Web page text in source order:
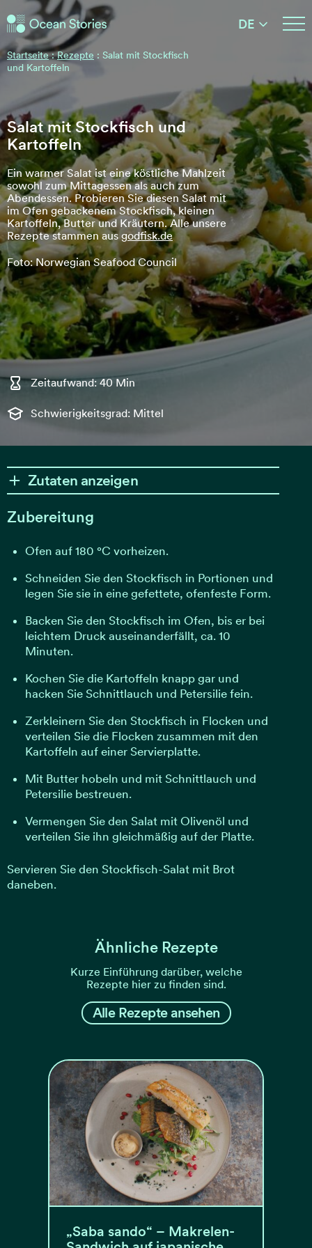
Ocean Stories
Ocean Stories
DE
Startseite:Rezepte : Salat mit Stockfisch
und Kartoffeln
Salat mit Stockfisch und
Kartoffeln
Ein warmer Salat ist eine köstliche Mahlzeit
sowohl zum Mittagessen als auch zum
Abendessen. Probieren Sie diesen Salat mit
im Ofen gebackenem Stockfisch, kleinen
Kartoffeln, Butter und Kräutern. Alle unsere
Rezepte stammen ausgodfisk.de
Foto: Norwegian Seafood Council
Zeitaufwand: 40 Min
Schwierigkeitsgrad: Mittel
Zutaten anzeigen
Zubereitung
Ofen auf 180 °C vorheizen.
Schneiden Sie den Stockfisch in Portionen und
legen Sie sie in eine gefettete, ofenfeste Form.
Backen Sie den Stockfisch im Ofen, bis er bei
leichtem Druck auseinanderfällt, ca. 10
Minuten.
Kochen Sie die Kartoffeln knapp gar und
hacken Sie Schnittlauch und Petersilie fein.
Zerkleinern Sie den Stockfisch in Flocken und
verteilen Sie die Flocken zusammen mit den
Kartoffeln auf einer Servierplatte.
Mit Butter hobeln und mit Schnittlauch und
Petersilie bestreuen.
Vermengen Sie den Salat mit Olivenöl und
verteilen Sie ihn gleichmäßig auf der Platte.
Servieren Sie den Stockfisch-Salat mit Brot
daneben.
Ähnliche Rezepte
Kurze Einführung darüber, welche
Rezepte hier zu finden sind.
Alle Rezepte ansehen
„Saba sando“ – Makrelen-